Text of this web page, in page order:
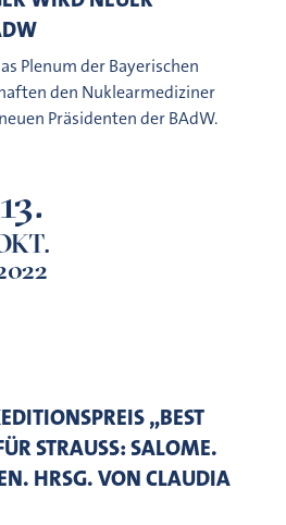
Plenum der Bayerischen
den Nuklearmediziner
Präsidenten der BAdW.
13.
„BEST
STRAUSS: SALOME.
HRSG. VON CLAUDIA